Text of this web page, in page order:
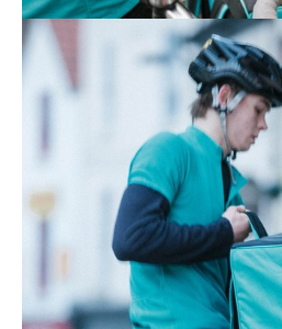
Actualités
Tendances
Tous nos articles